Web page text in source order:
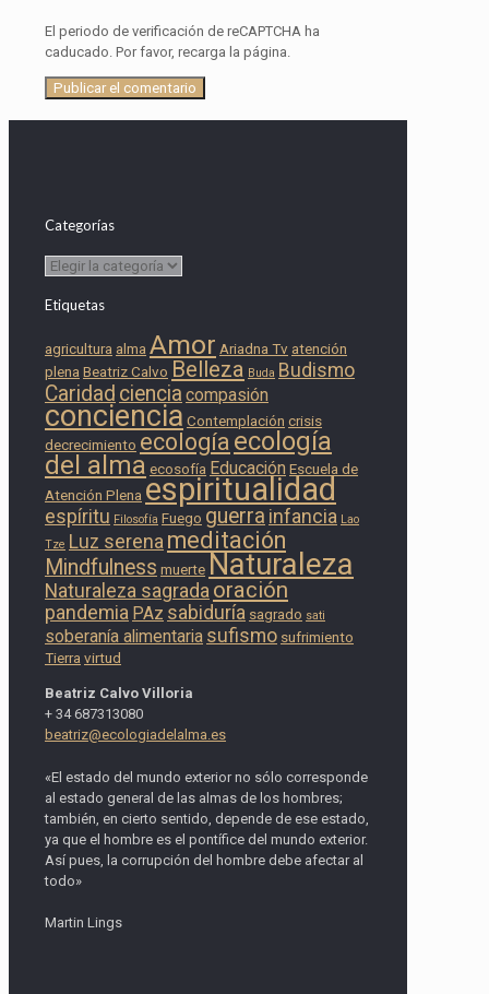
El periodo de verificación de reCAPTCHA ha
caducado. Por favor, recarga la página.
Categorías
Categorías
Etiquetas
agricultura alma Amor Ariadna Tv atención
plena Beatriz Calvo Belleza Buda Budismo
Caridad ciencia compasión
conciencia Contemplación crisis
decrecimiento ecología ecología
del alma ecosofía Educación Escuela de
Atención Plena espiritualidad
espíritu Filosofía Fuego guerra infancia Lao
Tze Luz serena meditación
Mindfulness muerte Naturaleza
Naturaleza sagrada oración
pandemia PAz sabiduría sagrado sati
soberanía alimentaria sufismo sufrimiento
Tierra virtud
Beatriz Calvo Villoria
+ 34 687313080
beatriz@ecologiadelalma.es
«El estado del mundo exterior no sólo corresponde
al estado general de las almas de los hombres;
también, en cierto sentido, depende de ese estado,
ya que el hombre es el pontífice del mundo exterior.
Así pues, la corrupción del hombre debe afectar al
todo»
Martin Lings